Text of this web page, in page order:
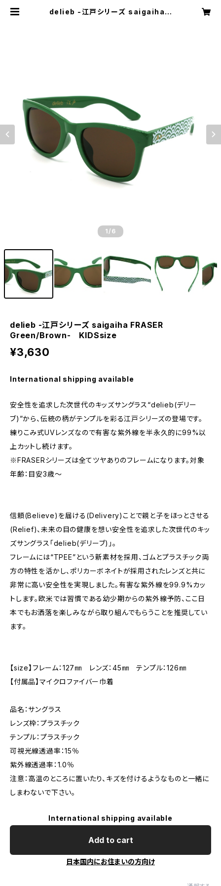
delieb -江戸シリーズ saigaiha F
1 /6
delieb -江戸シリーズ saigaiha FRASER
Green/Brown- KIDSsize
¥3,630
International shipping available
安全性を追求した次世代のキッズサングラス“delieb(デリー
ブ)”から、伝統の柄がテンプルを彩る江戸シリーズの登場です。
練りこみ式UVレンズなので有害な紫外線を半永久的に99%以
上カットし続けます。
※FRASERシリーズは全てツヤありのフレームになります。対象
年齢：目安3歳～
信頼(Believe)を届ける(Delivery)ことで親と子をほっとさせる
(Relief)、未来の目の健康を想い安全性を追求した次世代のキッ
ズサングラス「delieb(デリーブ)」。
フレームには“TPEE”という新素材を採用、ゴムとプラスチック両
方の特性を活かし、ポリカーボネイトが採用されたレンズと共に
非常に高い安全性を実現しました。有害な紫外線を99.9%カッ
トします。欧米では習慣である幼少期からの紫外線予防、ここ日
本でもお洒落を楽しみながら取り組んでもらうことを推奨してい
ます。
【size】フレーム：127㎜ レンズ：45㎜ テンプル：126㎜
【付属品】マイクロファイバー巾着
品名：サングラス
レンズ枠：プラスチック
テンプル：プラスチック
可視光線透過率：15％
紫外線透過率：1.0％
注意：高温のところに置いたり、キズを付けるようなものと一緒に
しまわないで下さい。
International shipping available
Add to cart
日本国内にお住まいの方向け